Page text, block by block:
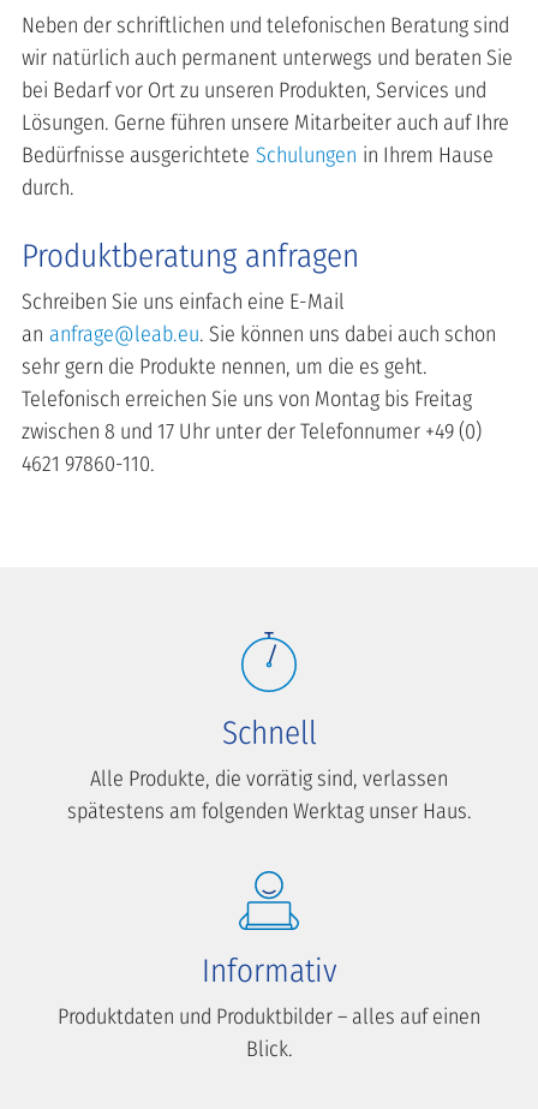
Neben der schriftlichen und telefonischen Beratung sind
wir natürlich auch permanent unterwegs und beraten Sie
bei Bedarf vor Ort zu unseren Produkten, Services und
Lösungen. Gerne führen unsere Mitarbeiter auch auf Ihre
Bedürfnisse ausgerichtete Schulungen in Ihrem Hause
durch.
Produktberatung anfragen
Schreiben Sie uns einfach eine E-Mail
an anfrage@leab.eu. Sie können uns dabei auch schon
sehr gern die Produkte nennen, um die es geht.
Telefonisch erreichen Sie uns von Montag bis Freitag
zwischen 8 und 17 Uhr unter der Telefonnumer +49 (0)
4621 97860-110.
Schnell
Alle Produkte, die vorrätig sind, verlassen
spätestens am folgenden Werktag unser Haus.
Informativ
Produktdaten und Produktbilder – alles auf einen
Blick.